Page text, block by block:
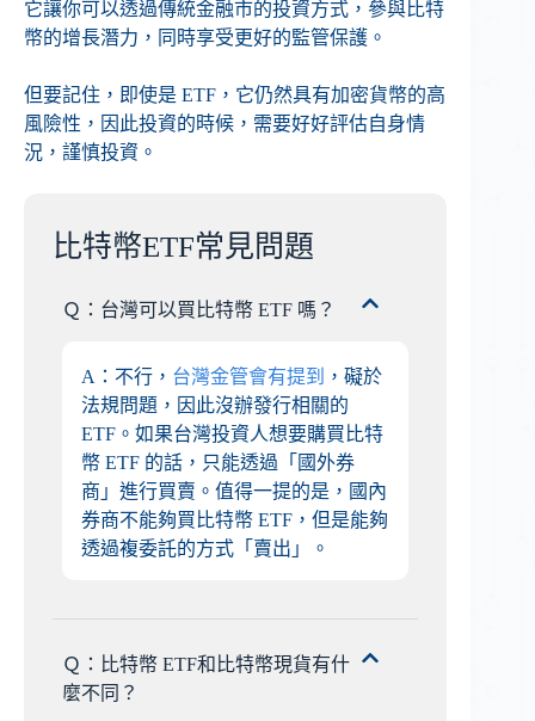
它讓你可以透過傳統金融市的投資方式，參與比特
幣的增長潛力，同時享受更好的監管保護。
但要記住，即使是 ETF，它仍然具有加密貨幣的高
風險性，因此投資的時候，需要好好評估自身情
況，謹慎投資。
比特幣ETF常見問題
Ｑ：台灣可以買比特幣 ETF 嗎？
A：不行， 台灣金管會有提到 ，礙於
法規問題，因此沒辦發行相關的
ETF。如果台灣投資人想要購買比特
幣 ETF 的話，只能透過「國外券
商」進行買賣。值得一提的是，國內
券商不能夠買比特幣 ETF，但是能夠
透過複委託的方式「賣出」。
Ｑ：比特幣 ETF和比特幣現貨有什
麼不同？